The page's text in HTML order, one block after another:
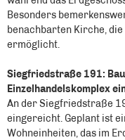
Besonders
benachbarten Kirche,
ermöglicht.
Siegfriedstraße 191:
Einzelhandelskomplex
An der Siegfriedstraße
eingereicht. Geplant ist
Wohneinheiten, das im